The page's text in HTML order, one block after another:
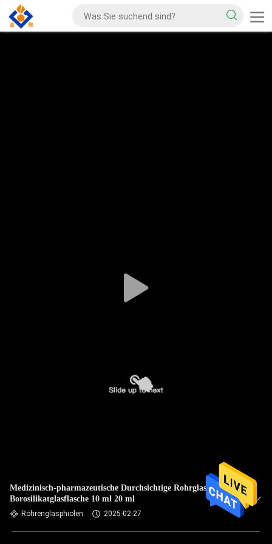
Medizinisch-pharmazeutische Durchsichtige Rohrglasflaschen
Borosilikatglasflasche 10 ml 20 ml
Röhrenglasphiolen 2025-02-27